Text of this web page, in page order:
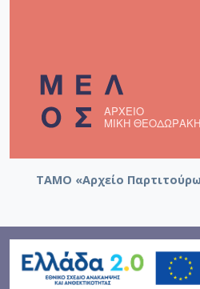
ΤΑΜΟ «Αρχείο